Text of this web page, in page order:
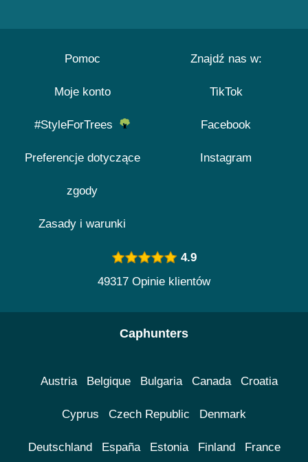
Pomoc
Moje konto
#StyleForTrees
Preferencje dotyczące
zgody
Zasady i warunki
Znajdź nas w:
TikTok
Facebook
Instagram
4.9
49317 Opinie klientów
Caphunters
Austria Belgique Bulgaria Canada Croatia
Cyprus Czech Republic Denmark
Deutschland España Estonia Finland France